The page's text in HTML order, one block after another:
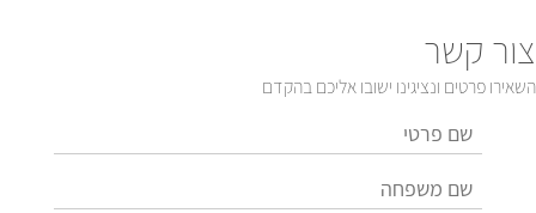
צור קשר
השאירו פרטים ונציגינו ישובו אליכם בהקדם